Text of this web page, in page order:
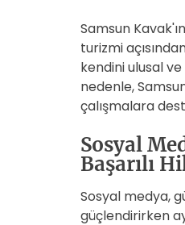
Samsun
turizmi
kendini ulusal
nedenle,
çalışmalara
Sosyal
Başarılı
Sosyal medya,
güçlendirirken